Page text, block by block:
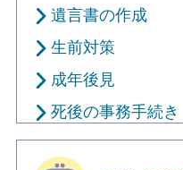
遺言書の作成
生前対策
成年後見
死後の事務手続き